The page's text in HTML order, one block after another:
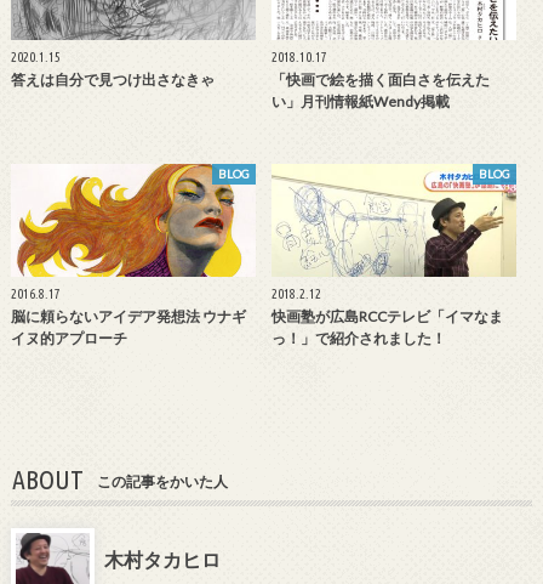
2020.1.15
答えは自分で見つけ出さなきゃ
2018.10.17
「快画で絵を描く面白さを伝えた
い」月刊情報紙Wendy掲載
BLOG
2016.8.17
脳に頼らないアイデア発想法 ウナギ
イヌ的アプローチ
BLOG
2018.2.12
快画塾が広島RCCテレビ「イマなま
っ！」で紹介されました！
ABOUT この記事をかいた人
木村タカヒロ